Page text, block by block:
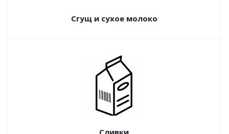
Сгущ и сухое молоко
Сливки